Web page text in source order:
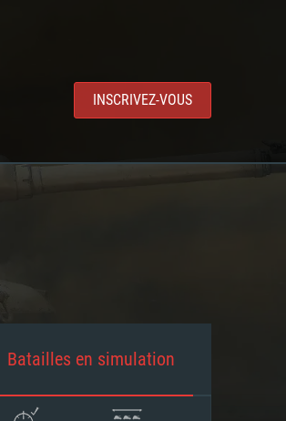
INSCRIVEZ-VOUS
Batailles en simulation